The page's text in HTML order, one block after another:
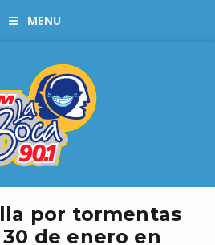
MENU
por tormentas
de enero en